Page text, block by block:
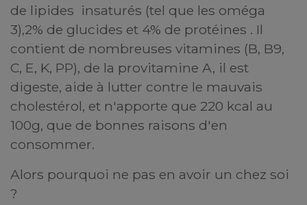
de lipides insaturés (tel que les oméga
3),2% de glucides et 4% de protéines . Il
contient de nombreuses vitamines (B, B9,
C, E, K, PP), de la provitamine A, il est
digeste, aide à lutter contre le mauvais
cholestérol, et n'apporte que 220 kcal au
100g, que de bonnes raisons d'en
consommer.
Alors pourquoi ne pas en avoir un chez soi
?